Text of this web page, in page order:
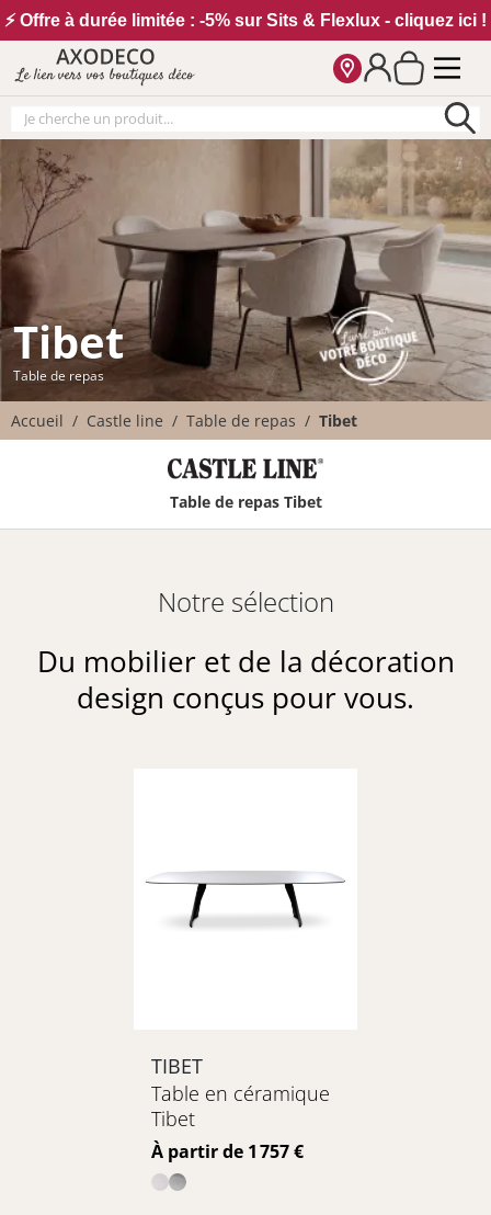
⚡ Offre à durée limitée : -5% sur Sits & Flexlux - cliquez ici !
Le lien vers vos boutiques déco
Tibet
Table de repas
Accueil Castle line Table de repas Tibet
Table de repas Tibet
Notre sélection
Du mobilier et de la décoration
design conçus pour vous.
TIBET
Table en céramique
Tibet
Prix
À partir de 1 757 €
Vos paramètres cookies